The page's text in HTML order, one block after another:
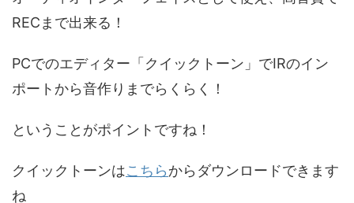
RECまで出来る！
PCでのエディター「クイックトーン」でIRのイン
ポートから音作りまでらくらく！
ということがポイントですね！
クイックトーンはこちらからダウンロードできます
ね